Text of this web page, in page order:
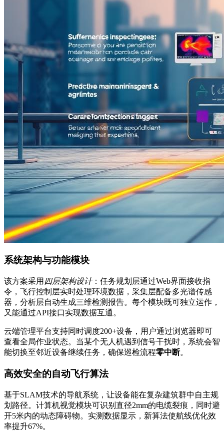
系统架构与功能模块
该方案采用 四层架构设计：任务规划层通过Web界面接收指
令，飞行控制层实时处理环境数据，采集层配备多光谱传感
器，分析层自动生成三维检测报告。每个模块既可独立运作，
又能通过API接口实现数据互通。
云端管理平台支持同时调度200+设备，用户通过浏览器即可
查看全局作业状态。当某个无人机遇到信号干扰时，系统会智
能切换至邻近设备继续任务，确保巡检流程零中断。
高效安全的自动飞行算法
基于SLAM技术的导航系统，让设备能在复杂建筑群中自主规
划路径。计算机视觉模块可识别直径2mm的电缆裂痕，同时避
开5米内的动态障碍物。实测数据显示，新算法使航线优化效
率提升67%。